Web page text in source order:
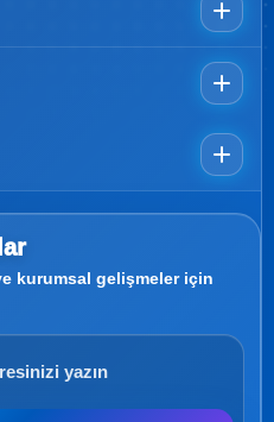
kurumsal gelişmeler için